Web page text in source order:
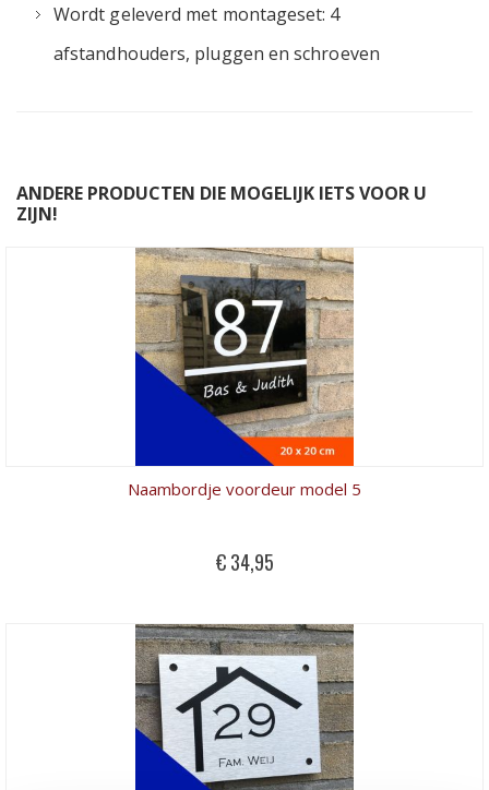
Wordt geleverd met montageset: 4
afstandhouders, pluggen en schroeven
ANDERE PRODUCTEN DIE MOGELIJK IETS VOOR U
ZIJN!
Naambordje voordeur model 5
€ 34,95